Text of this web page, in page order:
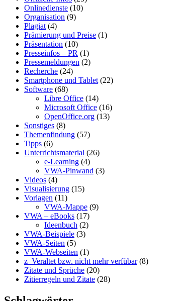
Onlinedienste (10)
Organisation (9)
Plagiat (4)
Prämierung und Preise (1)
Präsentation (10)
Presseinfos – PR (1)
Pressemeldungen (2)
Recherche (24)
Smartphone und Tablet (22)
Software (68)
Libre Office (14)
Microsoft Office (16)
OpenOffice.org (13)
Sonstiges (8)
Themenfindung (57)
Tipps (6)
Unterrichtsmaterial (26)
e-Learning (4)
VWA-Pinwand (3)
Videos (4)
Visualisierung (15)
Vorlagen (11)
VWA-Mappe (9)
VWA – eBooks (17)
Ideenbuch (2)
VWA-Beispiele (3)
VWA-Seiten (5)
VWA-Webseiten (1)
z_Veraltet bzw. nicht mehr verfübar(8)
Zitate und Sprüche (20)
Zitierregeln und Zitate (28)